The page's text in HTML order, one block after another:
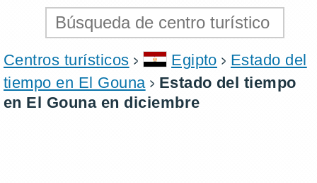
Centros turísticos Egipto
Estado del
tiempo en El Gouna
Estado del tiempo
en El Gouna en diciembre